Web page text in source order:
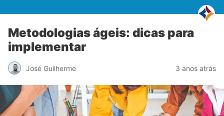
Metodologias ágeis: dicas para
implementar
José Guilherme 3 anos atrás